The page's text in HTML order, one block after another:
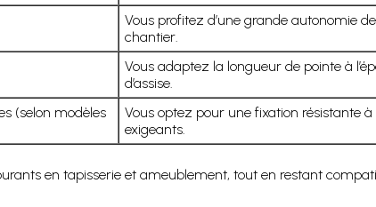
Vous profitez d’une grande autonomie
chantier.
Vous adaptez la longueur de pointe à
d’assise.
(selon modèles
Vous optez pour une fixation résistante
exigeants.
en tapisserie et ameublement, tout en restant